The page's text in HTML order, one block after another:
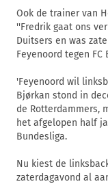
Ook de trainer van
''Fredrik gaat ons
Duitsers en was
Feyenoord tegen FC
'Feyenoord wil
Bjørkan stond in
de Rotterdammers,
het afgelopen half
Bundesliga.
Nu kiest de
zaterdagavond al